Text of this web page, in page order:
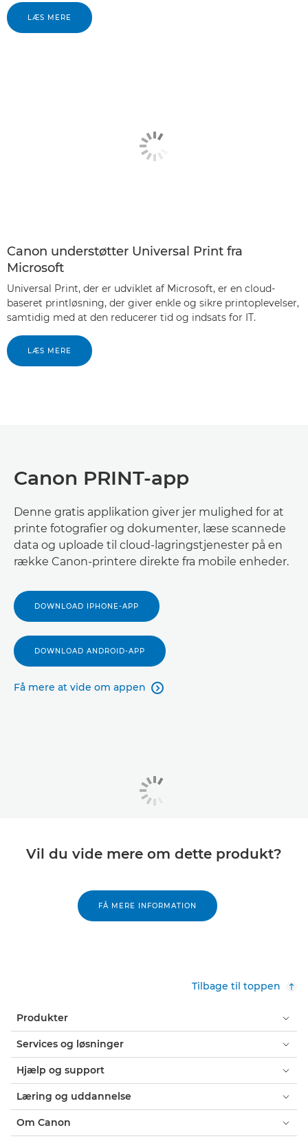
LÆS MERE
Canon understøtter Universal Print fra
Microsoft
Universal Print, der er udviklet af Microsoft, er en cloud-
baseret printløsning, der giver enkle og sikre printoplevelser,
samtidig med at den reducerer tid og indsats for IT.
LÆS MERE
Canon PRINT-app
Denne gratis applikation giver jer mulighed for at
printe fotografier og dokumenter, læse scannede
data og uploade til cloud-lagringstjenester på en
række Canon-printere direkte fra mobile enheder.
DOWNLOAD IPHONE-APP
DOWNLOAD ANDROID-APP
Få mere at vide om appen 
Vil du vide mere om dette produkt?
FÅ MERE INFORMATION
Tilbage til toppen
Produkter
Services og løsninger
Hjælp og support
Læring og uddannelse
Om Canon